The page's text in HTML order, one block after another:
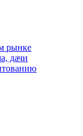
рынке
дачи